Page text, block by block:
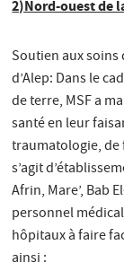
2)Nord-ouest de
Soutien aux soins
d’Alep: Dans le
de terre, MSF a
santé en leur
traumatologie,
s’agit
Afrin, Mare’, Bab
personnel
hôpitaux à faire
ainsi :